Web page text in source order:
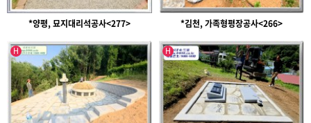
*양평, 묘지대리석공사<277> *김천, 가족형평장공사<266>
H
인기글
H
인기글